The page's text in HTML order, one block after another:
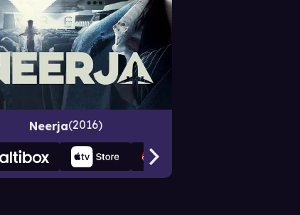
Neerja 2016